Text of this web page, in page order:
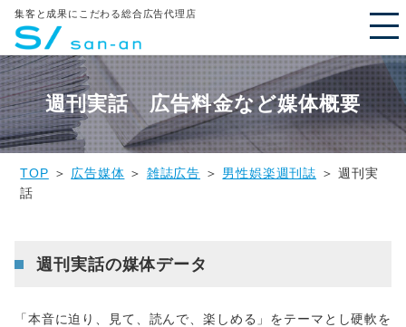
集客と成果にこだわる総合広告代理店
週刊実話 広告料金など媒体概要
TOP ＞ 広告媒体 ＞ 雑誌広告 ＞ 男性娯楽週刊誌 ＞ 週刊実
話
週刊実話の媒体データ
「本音に迫り、見て、読んで、楽しめる」をテーマとし硬軟を